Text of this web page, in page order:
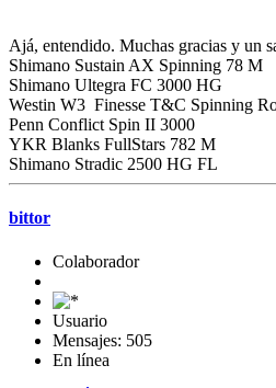
Ajá, entendido. Muchas gracias y un
Shimano Sustain AX Spinning 78 M
Shimano Ultegra FC 3000 HG
Westin W3 Finesse T&C Spinning
Penn Conflict Spin II 3000
YKR Blanks FullStars 782 M
Shimano Stradic 2500 HG FL
bittor
Colaborador
Usuario
Mensajes: 505
En línea